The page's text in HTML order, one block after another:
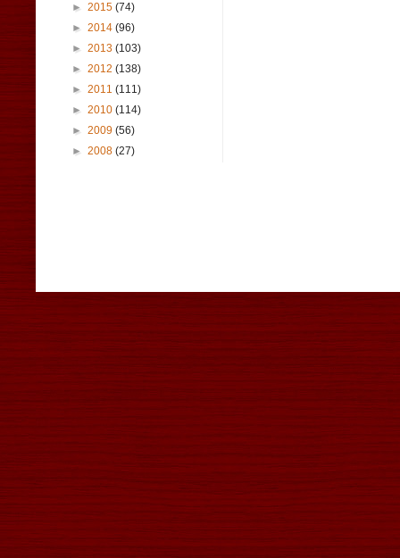
► 2015 (74)
► 2014 (96)
► 2013 (103)
► 2012 (138)
► 2011 (111)
► 2010 (114)
► 2009 (56)
► 2008 (27)